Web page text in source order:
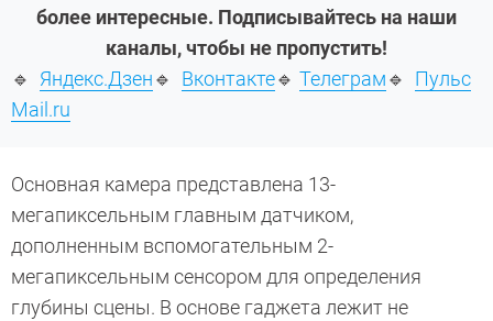
более интересные. Подписывайтесь на наши
каналы, чтобы не пропустить!
🔹 Яндекс.Дзен🔹 Вконтакте🔹 Телеграм🔹 Пульс
Mail.ru
Основная камера представлена 13-
мегапиксельным главным датчиком,
дополненным вспомогательным 2-
мегапиксельным сенсором для определения
глубины сцены. В основе гаджета лежит не